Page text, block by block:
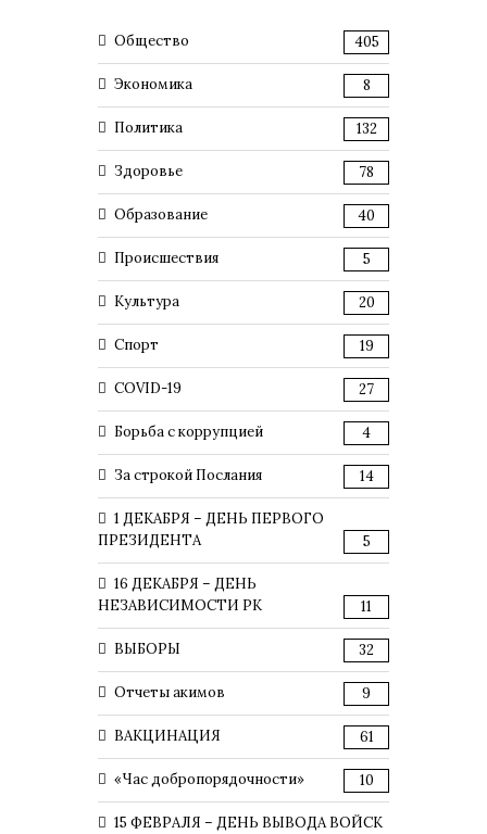
Общество 405
Экономика 8
Политика 132
Здоровье 78
Образование 40
Происшествия 5
Культура 20
Спорт 19
COVID-19 27
Борьба с коррупцией 4
За строкой Послания 14
1 ДЕКАБРЯ – ДЕНЬ ПЕРВОГО
ПРЕЗИДЕНТА
5
16 ДЕКАБРЯ – ДЕНЬ
НЕЗАВИСИМОСТИ РК
11
ВЫБОРЫ 32
Отчеты акимов 9
ВАКЦИНАЦИЯ 61
«Час добропорядочности» 10
15 ФЕВРАЛЯ – ДЕНЬ ВЫВОДА ВОЙСК